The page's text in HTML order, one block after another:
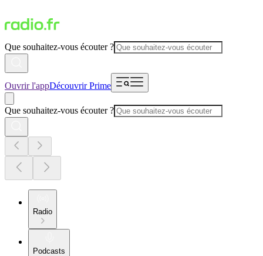
Que souhaitez-vous écouter ?
Ouvrir l'appDécouvrir Prime
Que souhaitez-vous écouter ?
Radio
Podcasts